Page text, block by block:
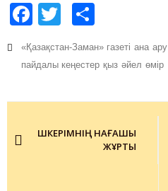
Facebook
Twitter
«Қазақстан-Заман» газеті ана ару
пайдалы кеңестер қыз әйел өмір
navigation
ШӘКЕРІМНІҢ НАҒАШЫ
ЖҰРТЫ